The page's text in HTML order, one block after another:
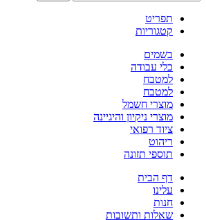
תפריט
קטגוריות
בשמים
כלי עבודה
למטבח
למטבח
מוצרי חשמל
מוצרי ניקיון והיגיינה
ציוד רפואי
ריהוט
תוספי תזונה
דף הבית
עלינו
חנות
שאלות ותשובות